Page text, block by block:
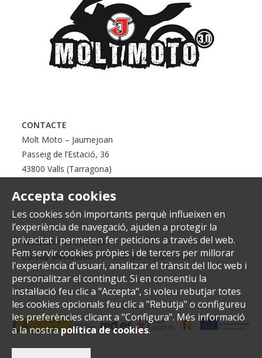
Accepta cookies
Les cookies són importants perquè influeixen en
l’experiència de navegació, ajuden a protegir la
privacitat i permeten fer peticions a través del web.
Fem servir cookies pròpies i de tercers per millorar
l'experiència d'usuari, analitzar el trànsit del lloc web i
personalitzar el contingut. Si en consentiu la
instal·lació feu clic a "Accepta", si voleu rebutjar totes
les cookies opcionals feu clic a "Rebutja" o configureu
les preferències clicant a "Configura". Més informació
a la nostrapolítica de cookies.
CONTACTE
Molt Moto – Jaumejoan
Passeig de l’Estació, 36
43800 Valls (Tarragona)
Telèfon:977 601 323
Correu electrònic: ventes@jaumejoan.com